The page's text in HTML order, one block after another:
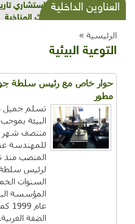
العناوين الداخليةشذرات بيئية
وحاكورة ونوبل
الرئيسية »
التوعية البيئية
حوار خاص مع رئيس سلطة
مطور
تسلم جميل
البيئة
منتصف شهر
للمهندسة
لرئيس سلطة
السنوات
المؤسسة
الضفة الغربية.